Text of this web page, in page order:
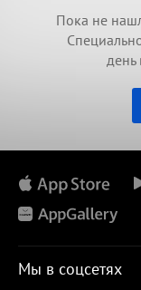
Пока не
день
Мы в соцсетях